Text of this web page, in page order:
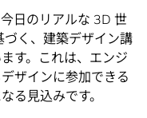
日のリアルな 3D 世
づく、建築デザイン講
す。これは、エンジ
ザインに参加できる
る見込みです。